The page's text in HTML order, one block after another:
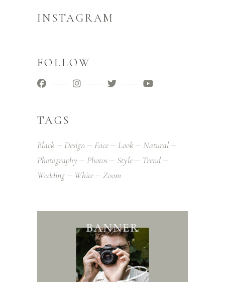
INSTAGRAM
FOLLOW
TAGS
Black Design Face Look
Natural
Photography
Photos Style
Trend
Wedding
White Zoom